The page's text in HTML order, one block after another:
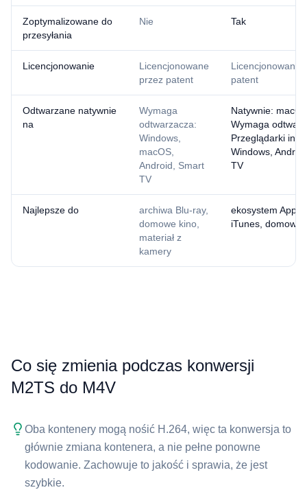
Zoptymalizowane do
przesyłania
Nie Tak
Licencjonowanie
Licencjonowane
przez patent
Licencjonowane
patent
Odtwarzane natywnie
na
Wymaga
odtwarzacza:
Windows,
macOS,
Android, Smart
TV
Natywnie:
Wymaga
Przeglądarki
Windows,
TV
Najlepsze do
archiwa Blu-ray,
domowe kino,
materiał z
kamery
ekosystem
iTunes, domowe
Co się zmienia podczas konwersji
⁦M2TS⁩ do ⁦M4V⁩
Oba kontenery mogą nośić H.264, więc ta konwersja to
głównie zmiana kontenera, a nie pełne ponowne
kodowanie. Zachowuje to jakość i sprawia, że jest
szybkie.